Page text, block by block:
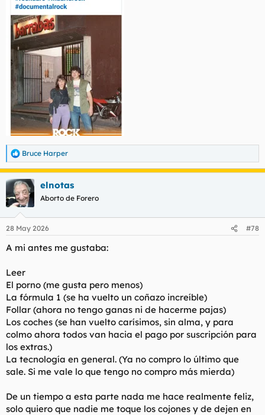
R
e
a
c
c
i
e
:
Bruce Harper
elnotas
Aborto de Forero
28 May 2026 #78
A mi antes me gustaba:
Leer
El porno (me gusta pero menos)
La fórmula 1 (se ha vuelto un coñazo increíble)
Follar (ahora no tengo ganas ni de hacerme pajas)
Los coches (se han vuelto carísimos, sin alma, y para
colmo ahora todos van hacia el pago por suscripción para
los extras.)
La tecnología en general. (Ya no compro lo último que
sale. Si me vale lo que tengo no compro más mierda)
De un tiempo a esta parte nada me hace realmente feliz,
solo quiero que nadie me toque los cojones y de dejen en